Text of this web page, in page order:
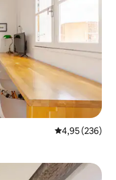
4,95 av 5 i
4,95 (236)